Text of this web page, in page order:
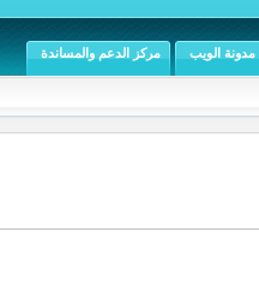
مدونة الويب مركز الدعم والمساندة